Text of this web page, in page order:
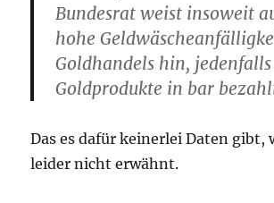
Bundesrat weist insoweit
hohe
Goldhandels hin,
Goldprodukte in bar
Das es dafür keinerlei Daten gibt,
leider nicht erwähnt.